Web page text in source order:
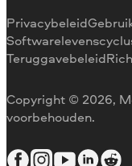
Waarom
Voor het werk
Copyright © 2026,
voorbehouden.
Privacybeleid
Teruggavebeleid